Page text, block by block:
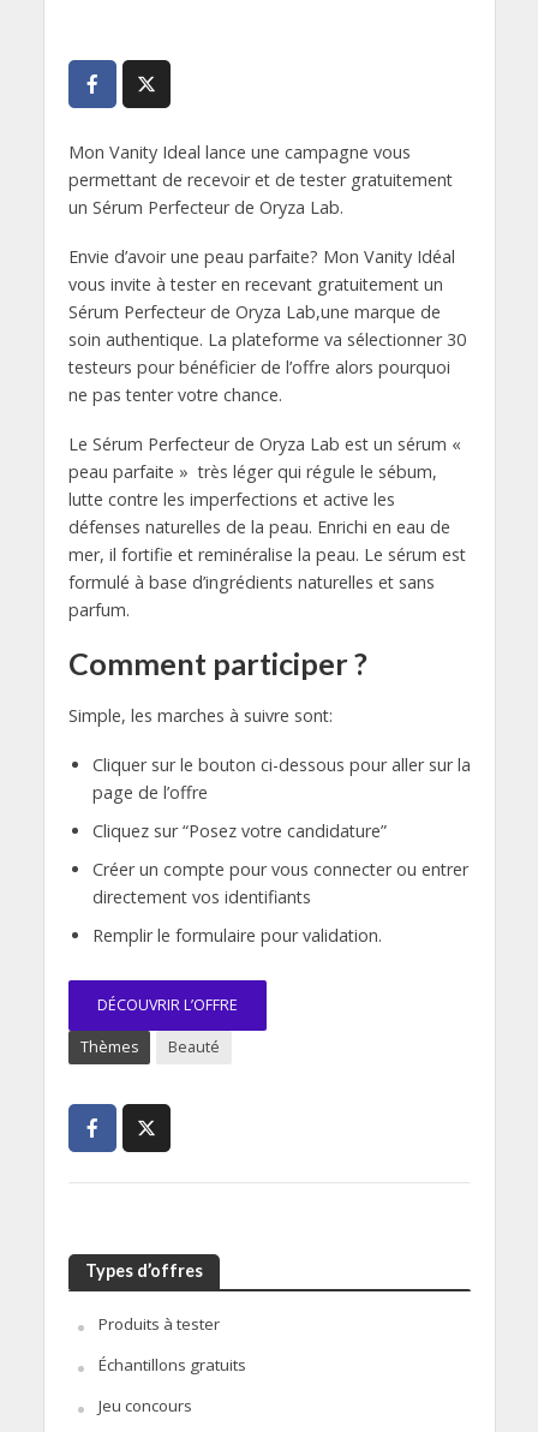
Mon Vanity Ideal lance une campagne vous
permettant de recevoir et de tester gratuitement
un Sérum Perfecteur de Oryza Lab.
Envie d’avoir une peau parfaite? Mon Vanity Idéal
vous invite à tester en recevant gratuitement un
Sérum Perfecteur de Oryza Lab,une marque de
soin authentique. La plateforme va sélectionner 30
testeurs pour bénéficier de l’offre alors pourquoi
ne pas tenter votre chance.
Le Sérum Perfecteur de Oryza Lab est un sérum «
peau parfaite » très léger qui régule le sébum,
lutte contre les imperfections et active les
défenses naturelles de la peau. Enrichi en eau de
mer, il fortifie et reminéralise la peau. Le sérum est
formulé à base d’ingrédients naturelles et sans
parfum.
Comment participer ?
Simple, les marches à suivre sont:
Cliquer sur le bouton ci-dessous pour aller sur la
page de l’offre
Cliquez sur “Posez votre candidature”
Créer un compte pour vous connecter ou entrer
directement vos identifiants
Remplir le formulaire pour validation.
DÉCOUVRIR L’OFFRE
Thèmes Beauté
Types d’offres
Produits à tester
Échantillons gratuits
Jeu concours